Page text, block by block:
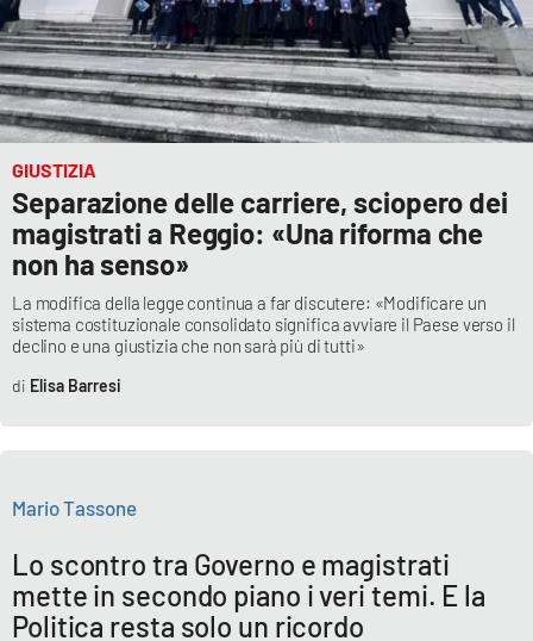
GIUSTIZIA
Separazione delle carriere, sciopero dei
magistrati a Reggio: «Una riforma che
non ha senso»
La modifica della legge continua a far discutere: «Modificare un
sistema costituzionale consolidato significa avviare il Paese verso il
declino e una giustizia che non sarà più di tutti»
Elisa Barresi
Lo scontro tra Governo e magistrati
mette in secondo piano i veri temi. E la
Politica resta solo un ricordo
Mario Tassone